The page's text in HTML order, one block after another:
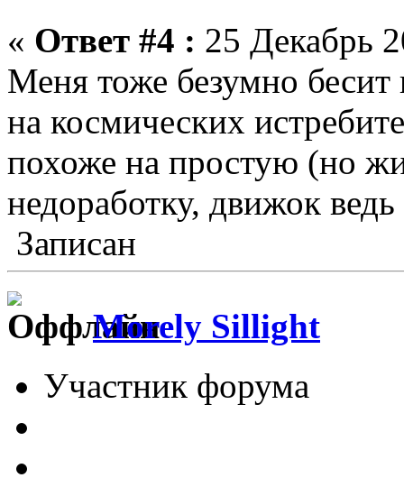
« Ответ #4 : 25 Декабрь
Меня тоже безумно
на космических
похоже на простую (но
недоработку, движок
Записан
Morely Sillight
Участник форума